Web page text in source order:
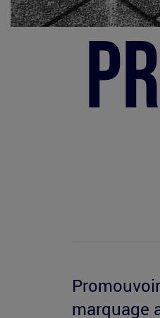
marquage